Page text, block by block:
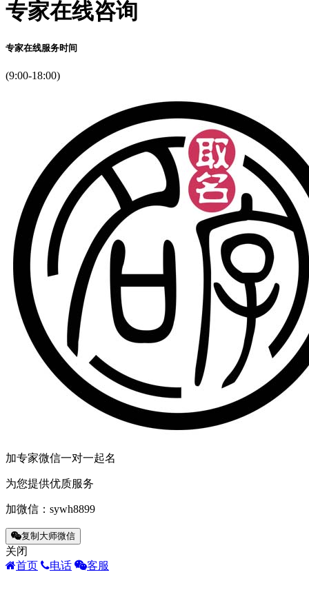
专家在线咨询
专家在线服务时间
(9:00-18:00)
加专家微信一对一起名
为您提供优质服务
加微信： sywh8899
复制大师微信
关闭
首页
电话 客服